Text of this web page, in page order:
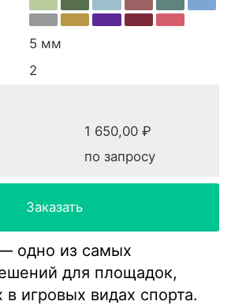
5 мм
2
1 650,00 ₽
по запросу
Заказать
одно из самых
для площадок,
игровых видах спорта.